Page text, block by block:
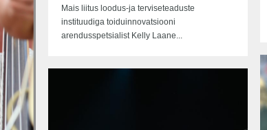
Mais liitus loodus-ja terviseteaduste
instituudiga toiduinnovatsiooni
arendusspetsialist Kelly Laane...